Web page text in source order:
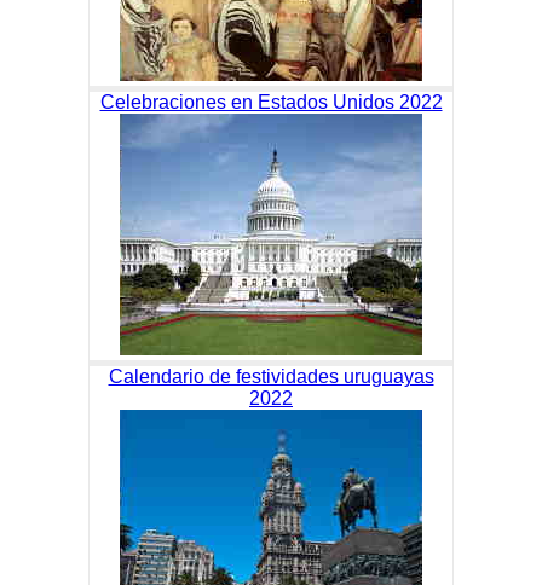
Celebraciones en Estados Unidos 2022
Calendario de festividades uruguayas
2022